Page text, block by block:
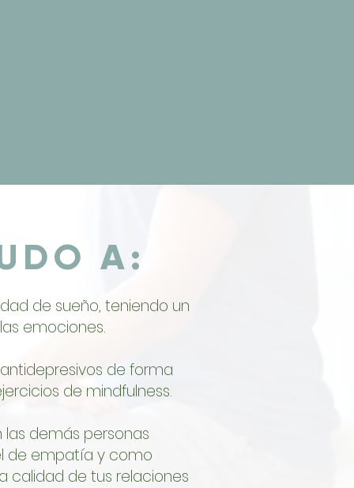
A:
de sueño, teniendo un
emociones.
de forma
de mindfulness.
demás personas
de empatía y como
calidad de tus relaciones